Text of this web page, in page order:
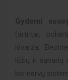
Gydomi
(artritai,
išvarža,
lūžių ir sąnarių
bei nervų